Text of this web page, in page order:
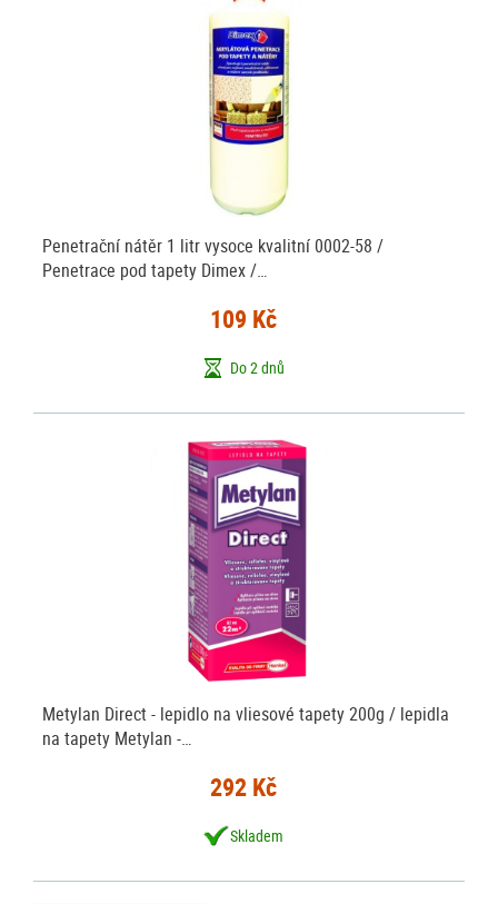
Penetrační nátěr 1 litr vysoce kvalitní 0002-58 /
Penetrace pod tapety Dimex /…
109 Kč
Do 2 dnů
Metylan Direct - lepidlo na vliesové tapety 200g / lepidla
na tapety Metylan -…
292 Kč
Skladem